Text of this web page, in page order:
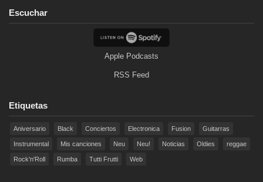
Escuchar
Apple Podcasts
RSS Feed
Etiquetas
Aniversario Black Conciertos Electronica Fusion Guitarras
Instrumental Mis canciones Neu Neu! Noticias Oldies reggae
Rock'n'Roll Rumba Tutti Frutti Web